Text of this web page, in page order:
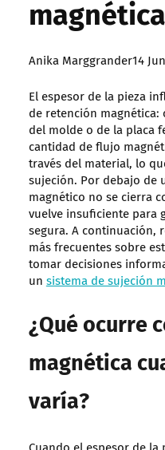
Posted
Anika Marggrander14
El espesor de la pieza
de retención magnética:
del molde o de la placa
cantidad de flujo
través del material, lo
sujeción. Por debajo de
magnético no se cierra
vuelve insuficiente para
segura. A continuación,
más frecuentes sobre
tomar decisiones
un sistema de sujeción
¿Qué ocurre
magnética
varía?